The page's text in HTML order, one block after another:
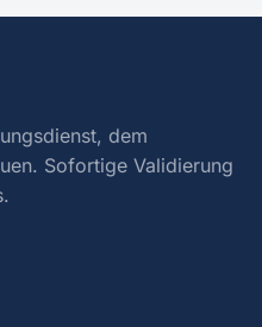
dem
Sofortige Validierung